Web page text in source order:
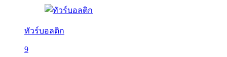
ทัวร์บอลติก
9